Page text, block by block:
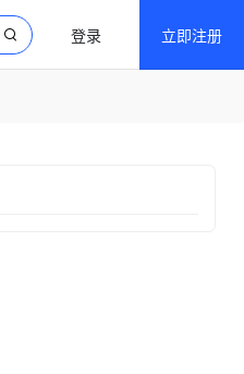
登录 立即注册